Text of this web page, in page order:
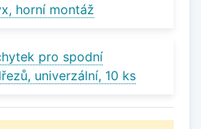
horní montáž
pro spodní
univerzální, 10 ks